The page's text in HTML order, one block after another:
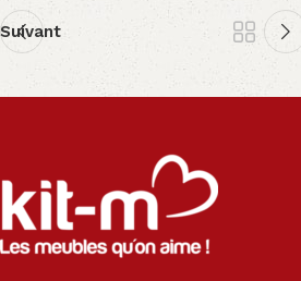
Suivant